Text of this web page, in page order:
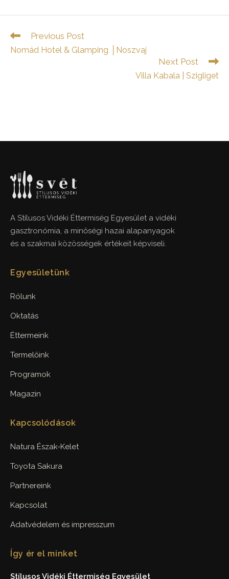
Read
articles
Previous Post
Nomád Hotel & Glamping │Noszvaj
Next Post
Villa Kabala | Szigliget
A Stílusos Vidéki Éttermiség Egyesület a vidéki
gasztronómia, a minőségi hazai alapanyagok
és a szakmai közösségek értékeit képviseli.
Egyesületünk
Rólunk
Oktatás
Éttermeink
Termelőink
Programok
Magazin
Kapcsolódások
Natura Észak-Kelet
Toyota Sakura
Partnereink
Kapcsolat
Adatvédelem és impresszum
Így ér el minket
Stílusos Vidéki Éttermiség Egyesület